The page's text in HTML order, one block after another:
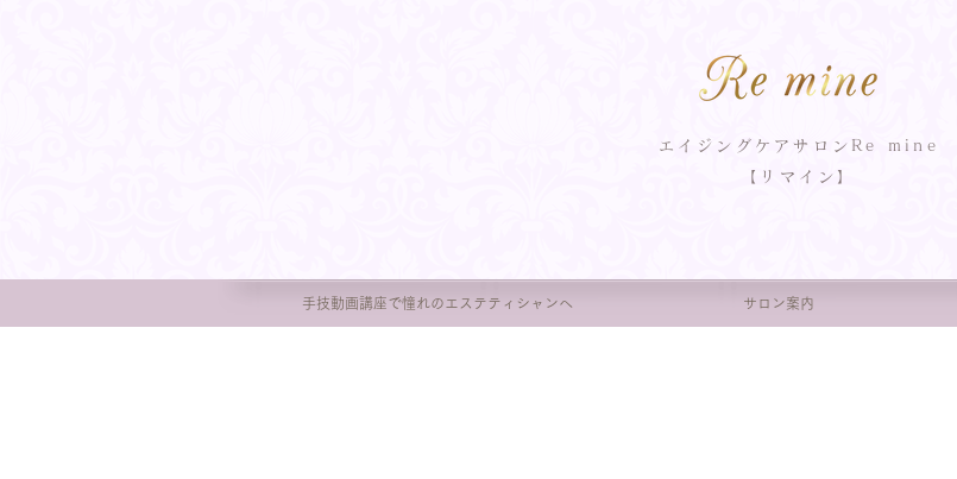
エイジングケアサロンRe mine
【リマイン】
手技動画講座で憧れのエステティシャンへ サロン案内